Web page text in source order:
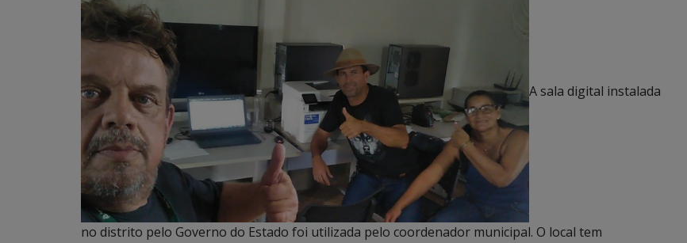
A sala digital instalada
no distrito pelo Governo do Estado foi utilizada pelo coordenador municipal. O local tem